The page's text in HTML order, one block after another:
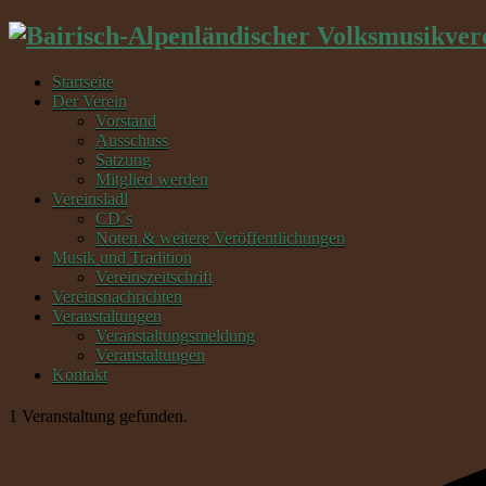
Startseite
Der Verein
Vorstand
Ausschuss
Satzung
Mitglied werden
Vereinsladl
CD´s
Noten & weitere Veröffentlichungen
Musik und Tradition
Vereinszeitschrift
Vereinsnachrichten
Veranstaltungen
Veranstaltungsmeldung
Veranstaltungen
Kontakt
1 Veranstaltung gefunden.